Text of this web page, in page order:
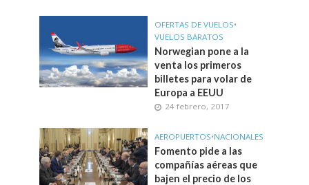
OFERTAS DE VUELOS•
VUELOS BARATOS
Norwegian pone a la
venta los primeros
billetes para volar de
Europa a EEUU
24 febrero, 2017
AEROPUERTOS•NACIONALES
Fomento pide a las
compañías aéreas que
bajen el precio de los